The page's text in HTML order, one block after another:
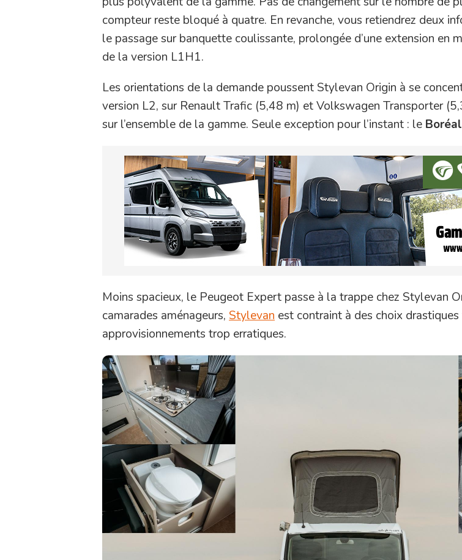
compteur reste bloqué à quatre. En revanche, vous retiendrez deux
le passage sur banquette coulissante, prolongée d’une extension en
de la version L1H1.
Les orientations de la demande poussent Stylevan Origin à se
version L2, sur Renault Trafic (5,48 m) et Volkswagen Transporter
sur l’ensemble de la gamme. Seule exception pour l’instant : le
Moins spacieux, le Peugeot Expert passe à la trappe chez Stylevan
camarades aménageurs, Stylevan est contraint à des choix drastiques
approvisionnements trop erratiques.